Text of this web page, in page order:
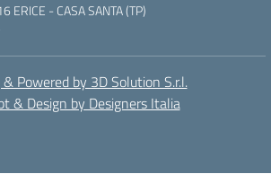
ERICE - CASA SANTA (TP)
Powered by 3D Solution S.r.l.
& Design by Designers Italia